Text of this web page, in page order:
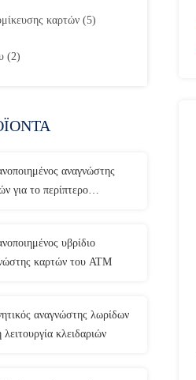
καρτών (5)
(2)
αναγνώστης
για το περίπτερο
υβρίδιο
καρτών του ATM
αναγνώστης λωρίδων
λειτουργία κλειδαριών